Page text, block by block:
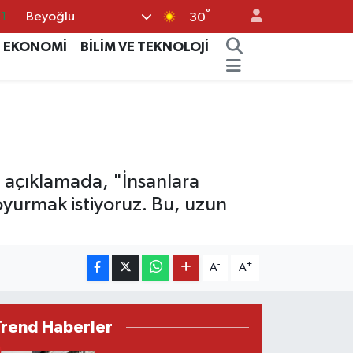
Beyoğlu 30°
EKONOMİ
BİLİM VE TEKNOLOJİ
açıklamada, "İnsanlara
istiyoruz. Bu, uzun
A- A+
Haberler